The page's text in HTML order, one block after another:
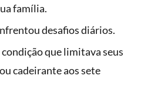
família.
desafios diários.
que limitava seus
cadeirante aos sete